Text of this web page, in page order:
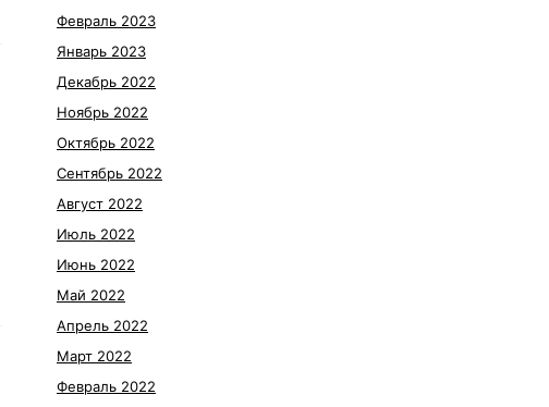
Февраль 2023
Январь 2023
Декабрь 2022
Ноябрь 2022
Октябрь 2022
Сентябрь 2022
Август 2022
Июль 2022
Июнь 2022
Май 2022
Апрель 2022
Март 2022
Февраль 2022